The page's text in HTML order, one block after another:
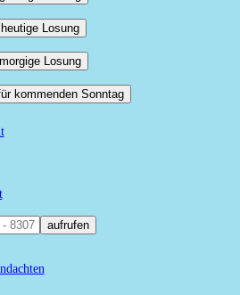
heutige Losung
morgige Losung
kommenden Sonntag
aufrufen